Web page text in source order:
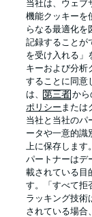
Official Partners
当社は、ウェブ
機能クッキーを
らなる最適化を
記録することが
を受け入れる」
キーおよび分析
することに同意
は、第三者 から
ポリシー または
当社と当社のパ
ータや一意的識
上に保存します
パートナーはデ
載されている目
す。「すべて拒
ラッキング技術
されている場合